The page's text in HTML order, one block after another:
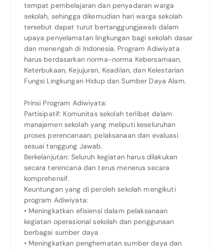
tempat pembelajaran dan penyadaran warga
sekolah, sehingga dikemudian hari warga sekolah
tersebut dapat turut bertanggungjawab dalam
upaya penyelamatan lingkungan bagi sekolah dasar
dan menengah di Indonesia. Program Adiwiyata
harus berdasarkan norma-norma Kebersamaan,
Keterbukaan, Kejujuran, Keadilan, dan Kelestarian
Fungsi Lingkungan Hidup dan Sumber Daya Alam.
Prinsi Program Adiwiyata:
Partisipatif: Komunitas sekolah terlibat dalam
manajemen sekolah yang meliputi keseluruhan
proses perencanaan, pelaksanaan dan evaluasi
sesuai tanggung Jawab.
Berkelanjutan: Seluruh kegiatan harus dilakukan
secara terencana dan terus menerus secara
komprehensif.
Keuntungan yang di peroleh sekolah mengikuti
program Adiwiyata:
• Meningkatkan efisiensi dalam pelaksanaan
kegiatan operasional sekolah dan penggunaan
berbagai sumber daya
• Meningkatkan penghematan sumber daya dan